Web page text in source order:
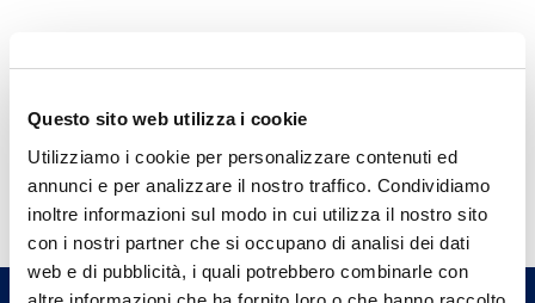
Questo sito web utilizza i cookie
Utilizziamo i cookie per personalizzare contenuti ed
annunci e per analizzare il nostro traffico. Condividiamo
inoltre informazioni sul modo in cui utilizza il nostro sito
con i nostri partner che si occupano di analisi dei dati
web e di pubblicità, i quali potrebbero combinarle con
Hai bisogno di
informazioni?
Trova l'Agenzia più vicina a te e parla con
un nostro Agente.